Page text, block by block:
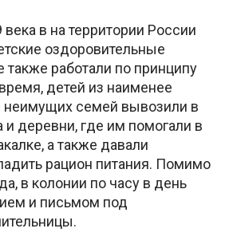
в на территории России
оздоровительные
также работали по принципу
детей из наименее
неимущих семей вывозили в
и деревни, где им помогали в
а также давали
рацион питания. Помимо
в колонии по часу в день
и письмом под